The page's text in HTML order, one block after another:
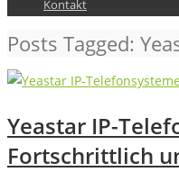
Kontakt
Posts Tagged:
Yeastar IP-
Fortschrittlich